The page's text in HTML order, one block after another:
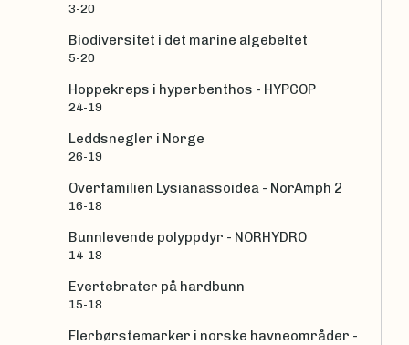
3-20
Biodiversitet i det marine algebeltet
5-20
Hoppekreps i hyperbenthos - HYPCOP
24-19
Leddsnegler i Norge
26-19
Overfamilien Lysianassoidea - NorAmph 2
16-18
Bunnlevende polyppdyr - NORHYDRO
14-18
Evertebrater på hardbunn
15-18
Flerbørstemarker i norske havneområder -